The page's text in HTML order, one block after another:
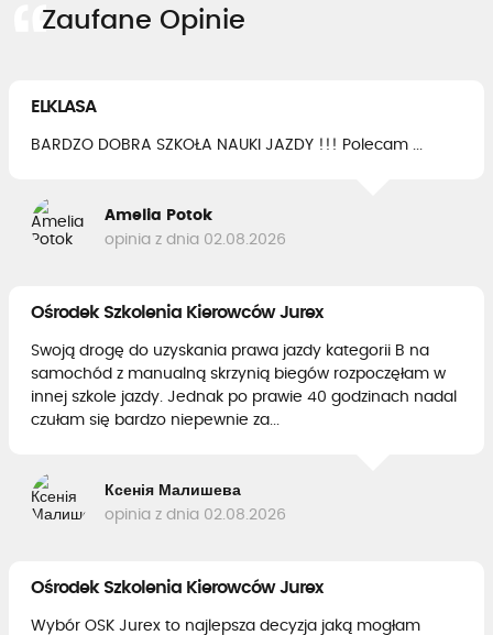
Zaufane Opinie
ELKLASA
BARDZO DOBRA SZKOŁA NAUKI JAZDY !!! Polecam ...
Amelia Potok
opinia z dnia 02.08.2026
Ośrodek Szkolenia Kierowców Jurex
Swoją drogę do uzyskania prawa jazdy kategorii B na
samochód z manualną skrzynią biegów rozpoczęłam w
innej szkole jazdy. Jednak po prawie 40 godzinach nadal
czułam się bardzo niepewnie za...
Ксенія Малишева
opinia z dnia 02.08.2026
Ośrodek Szkolenia Kierowców Jurex
Wybór OSK Jurex to najlepsza decyzja jaką mogłam